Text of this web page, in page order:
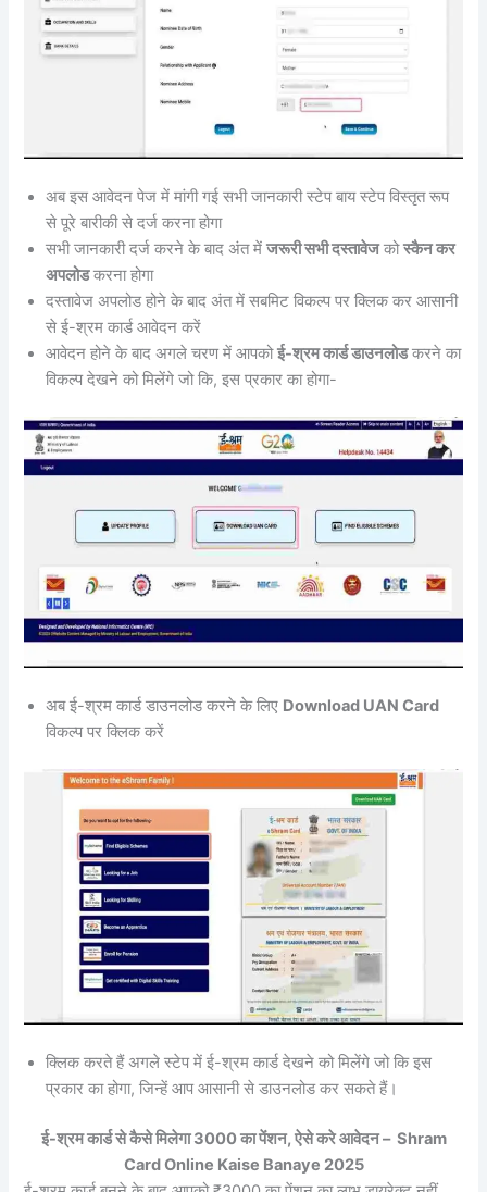
अब इस आवेदन पेज में मांगी गई सभी जानकारी स्टेप बाय स्टेप विस्तृत रूप
से पूरे बारीकी से दर्ज करना होगा
सभी जानकारी दर्ज करने के बाद अंत मेंजरूरी सभी दस्तावेजकोस्कैन कर
अपलोडकरना होगा
दस्तावेज अपलोड होने के बाद अंत में सबमिट विकल्प पर क्लिक कर आसानी
से ई-श्रम कार्ड आवेदन करें
आवेदन होने के बाद अगले चरण में आपकोई-श्रम कार्ड डाउनलोडकरने का
विकल्प देखने को मिलेंगे जो कि, इस प्रकार का होगा-
अब ई-श्रम कार्ड डाउनलोड करने के लिए Download UAN Card
विकल्प पर क्लिक करें
क्लिक करते हैं अगले स्टेप में ई-श्रम कार्ड देखने को मिलेंगे जो कि इस
प्रकार का होगा, जिन्हें आप आसानी से डाउनलोड कर सकते हैं।
ई-श्रम कार्ड से कैसे मिलेगा 3000 का पेंशन, ऐसे करे आवेदन – Shram
Card Online Kaise Banaye 2025